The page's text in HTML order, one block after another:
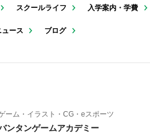
スクールライフ 入学案内・学費
ュース ブログ
ーム・イラスト・CG・eスポーツ
ンタンゲームアカデミー